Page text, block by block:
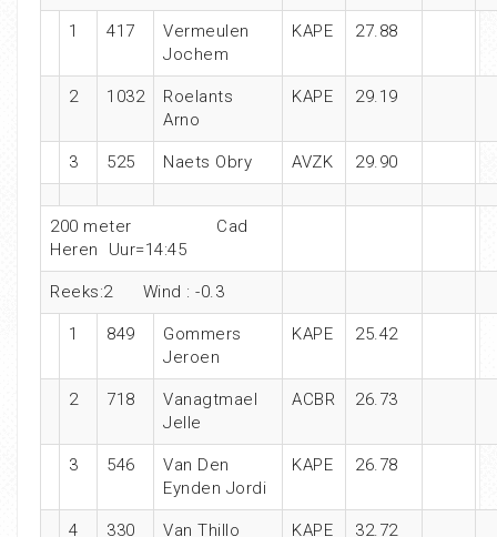
1 417
Vermeulen
Jochem
KAPE 27.88
2 1032
Roelants
Arno
KAPE 29.19
3 525 Naets Obry AVZK 29.90
200 meter Cad
Heren Uur=14:45
Reeks:2 Wind : -0.3
1 849
Gommers
Jeroen
KAPE 25.42
2 718
Vanagtmael
Jelle
ACBR 26.73
3 546
Van Den
Eynden Jordi
KAPE 26.78
4 330
Van Thillo
KAPE 32.72